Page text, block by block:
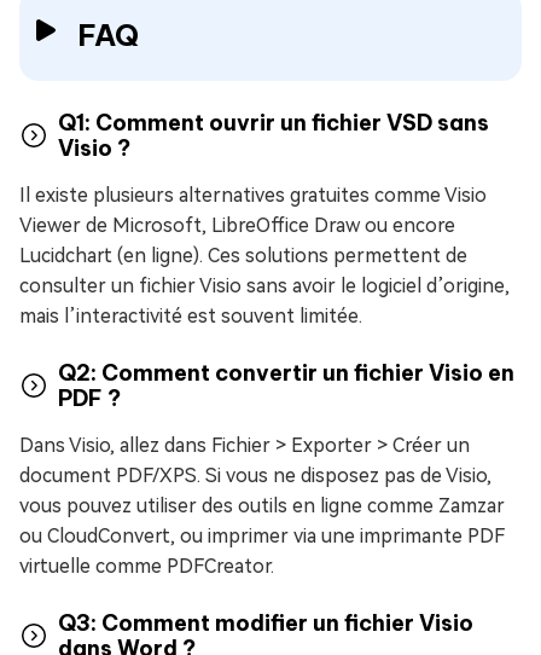
FAQ
Q1: Comment ouvrir un fichier VSD sans
Visio ?
Il existe plusieurs alternatives gratuites comme Visio
Viewer de Microsoft, LibreOffice Draw ou encore
Lucidchart (en ligne). Ces solutions permettent de
consulter un fichier Visio sans avoir le logiciel d’origine,
mais l’interactivité est souvent limitée.
Q2: Comment convertir un fichier Visio en
PDF ?
Dans Visio, allez dans Fichier > Exporter > Créer un
document PDF/XPS. Si vous ne disposez pas de Visio,
vous pouvez utiliser des outils en ligne comme Zamzar
ou CloudConvert, ou imprimer via une imprimante PDF
virtuelle comme PDFCreator.
Q3: Comment modifier un fichier Visio
dans Word ?